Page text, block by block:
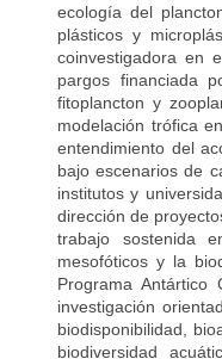
ecología del
plásticos y
coinvestigadora en
pargos financiada
fitoplancton y
modelación trófica
entendimiento del
bajo escenarios de
institutos y
dirección de
trabajo sostenida
mesofóticos y la
Programa
investigación
biodisponibilidad,
biodiversidad